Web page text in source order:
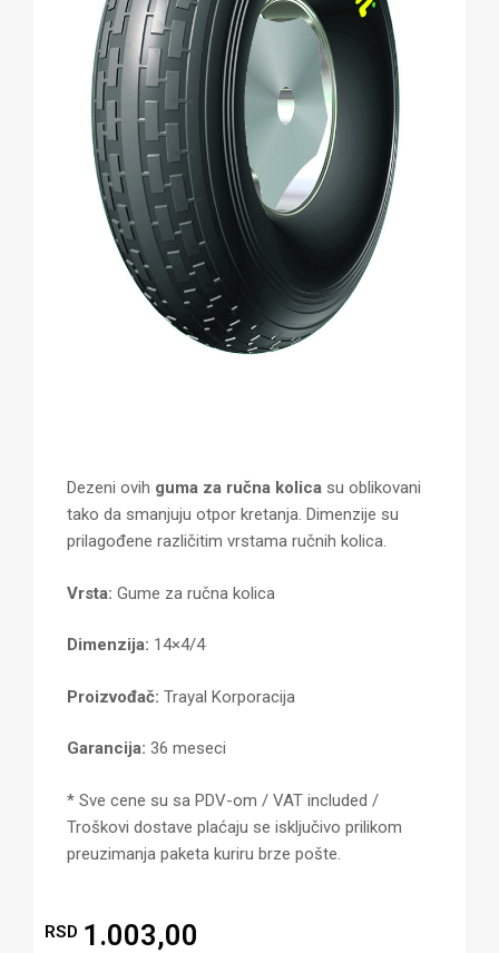
Dezeni ovih guma za ručna kolica su oblikovani
tako da smanjuju otpor kretanja. Dimenzije su
prilagođene različitim vrstama ručnih kolica.
Vrsta: Gume za ručna kolica
Dimenzija: 14×4/4
Proizvođač: Trayal Korporacija
Garancija: 36 meseci
* Sve cene su sa PDV-om / VAT included /
Troškovi dostave plaćaju se isključivo prilikom
preuzimanja paketa kuriru brze pošte.
RSD 1.003,00